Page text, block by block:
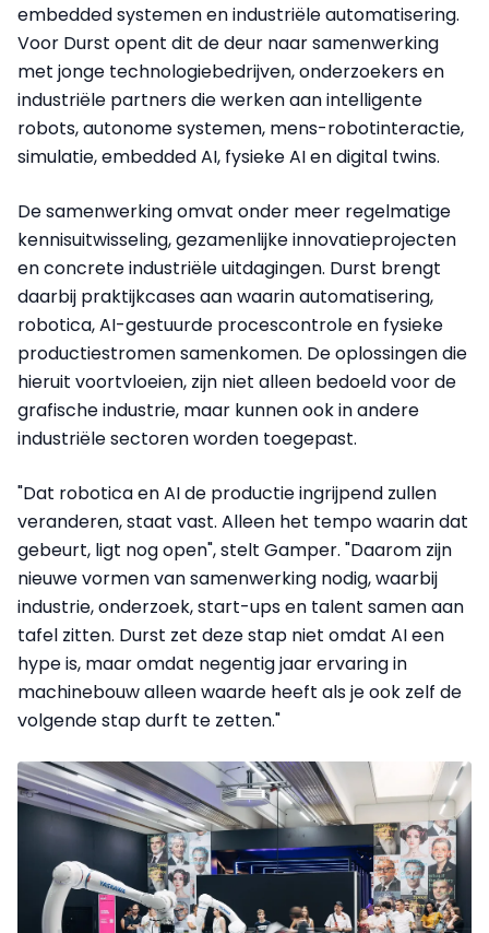
embedded systemen en industriële automatisering.
Voor Durst opent dit de deur naar samenwerking
met jonge technologiebedrijven, onderzoekers en
industriële partners die werken aan intelligente
robots, autonome systemen, mens-robotinteractie,
simulatie, embedded AI, fysieke AI en digital twins.
De samenwerking omvat onder meer regelmatige
kennisuitwisseling, gezamenlijke innovatieprojecten
en concrete industriële uitdagingen. Durst brengt
daarbij praktijkcases aan waarin automatisering,
robotica, AI-gestuurde procescontrole en fysieke
productiestromen samenkomen. De oplossingen die
hieruit voortvloeien, zijn niet alleen bedoeld voor de
grafische industrie, maar kunnen ook in andere
industriële sectoren worden toegepast.
"Dat robotica en AI de productie ingrijpend zullen
veranderen, staat vast. Alleen het tempo waarin dat
gebeurt, ligt nog open", stelt Gamper. "Daarom zijn
nieuwe vormen van samenwerking nodig, waarbij
industrie, onderzoek, start-ups en talent samen aan
tafel zitten. Durst zet deze stap niet omdat AI een
hype is, maar omdat negentig jaar ervaring in
machinebouw alleen waarde heeft als je ook zelf de
volgende stap durft te zetten."